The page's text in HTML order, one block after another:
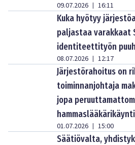
09.07.2026 | 16:11
Kuka hyötyy
paljastaa varakkaat
identiteettityön
08.07.2026 | 12:17
Järjestörahoitus on
toiminnanjohtaja
jopa
01.07.2026 | 15:00
Säätiövalta,